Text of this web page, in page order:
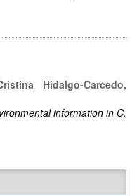
Hidalgo-Carcedo,
information in C.